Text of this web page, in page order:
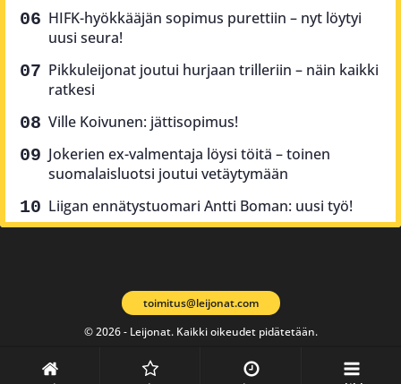
HIFK-hyökkääjän sopimus purettiin – nyt löytyi
uusi seura!
Pikkuleijonat joutui hurjaan trilleriin – näin kaikki
ratkesi
Ville Koivunen: jättisopimus!
Jokerien ex-valmentaja löysi töitä – toinen
suomalaisluotsi joutui vetäytymään
Liigan ennätystuomari Antti Boman: uusi työ!
© 2026 - Leijonat. Kaikki oikeudet pidätetään.
toimitus@leijonat.com